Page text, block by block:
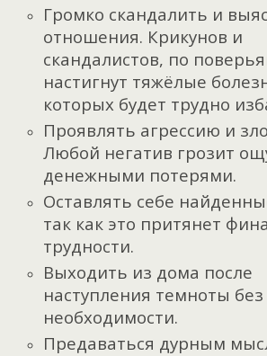
Громко скандалить и
отношения. Крикунов и
скандалистов, по
настигнут тяжёлые
которых будет трудно
Проявлять агрессию и
Любой негатив грозит
денежными потерями.
Оставлять себе
так как это притянет
трудности.
Выходить из дома после
наступления темноты без
необходимости.
Предаваться дурным